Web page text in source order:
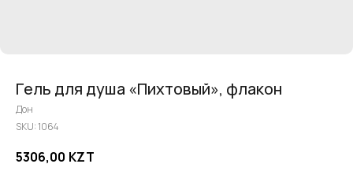
Гель для душа «Пихтовый», флакон
Дон
SKU:1064
5306,00 KZT